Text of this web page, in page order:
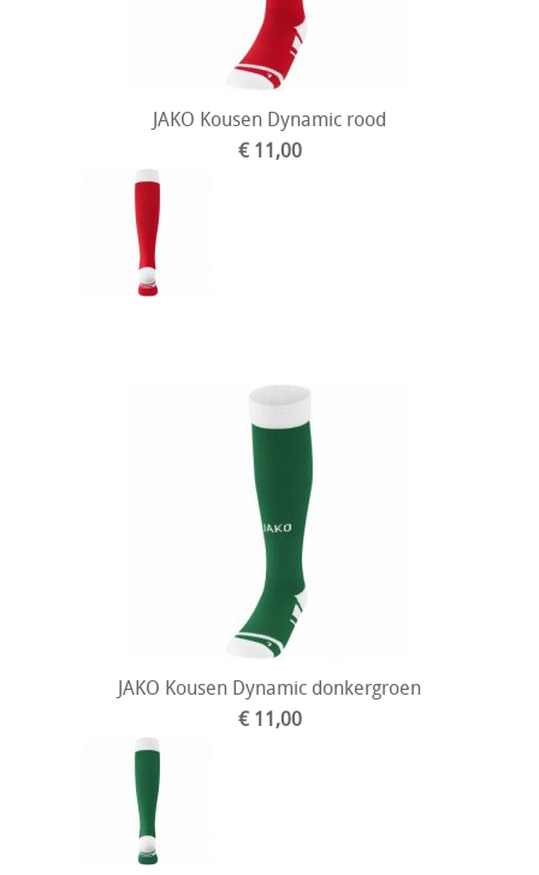
JAKO Kousen Dynamic rood
€ 11,00
JAKO Kousen Dynamic donkergroen
€ 11,00